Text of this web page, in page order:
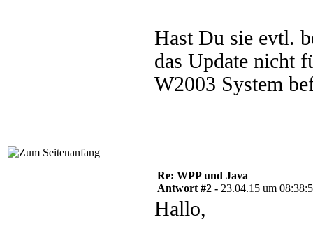
Hast Du sie evtl.
das Update nicht
W2003 System
Re: WPP und Java
Antwort #2 - 23.04.15 um
Hallo,